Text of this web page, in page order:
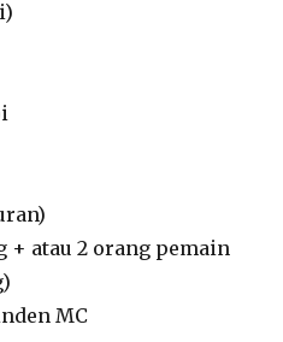
+ atau 2 orang pemain
MC